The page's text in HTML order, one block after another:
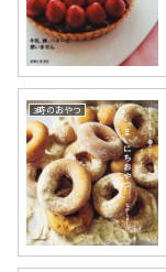
3時のおやつ